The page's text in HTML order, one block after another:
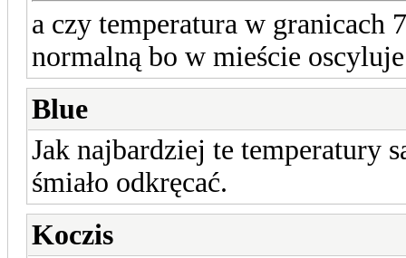
a czy temperatura w granicach
normalną bo w mieście
Blue
Jak najbardziej te temperatury
śmiało odkręcać.
Koczis